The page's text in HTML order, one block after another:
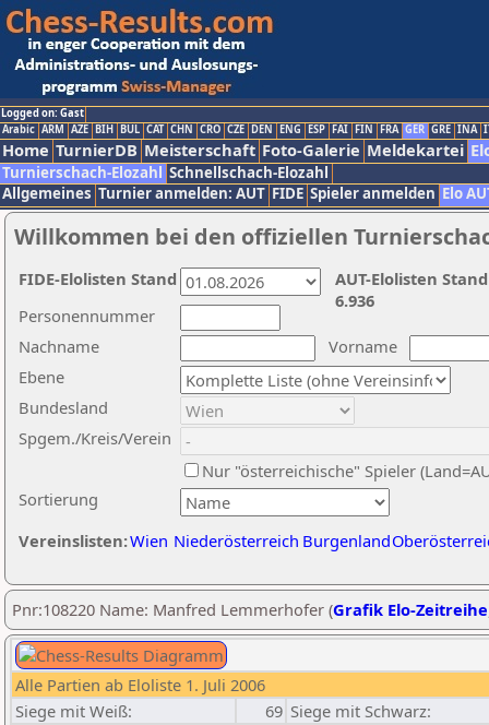
Logged on: Gast
Arabic ARM AZE BIH BUL CAT CHN CRO CZE DEN ENG ESP FAI FIN FRA GER GRE INA
Home TurnierDB Meisterschaft Foto-Galerie Meldekartei
Turnierschach-Elozahl Schnellschach-Elozahl
Allgemeines Turnier anmelden: AUT FIDE Spieler anmelden Elo
Willkommen bei den offiziellen
Nachname
Vorname
Ebene
Sortierung
Personennummer
Bundesland
Spgem./Kreis/Verein
Nur "österreichische" Spieler
Vereinslisten:Wien Niederösterreich Burgenland
AUT-Elolisten
6.936
FIDE-Elolisten Stand
Pnr:108220 Name: Manfred Lemmerhofer (Grafik Elo-Zeitreihe
Alle Partien ab Eloliste 1. Juli 2006
Siege mit Weiß:
69 Siege mit Schwarz: